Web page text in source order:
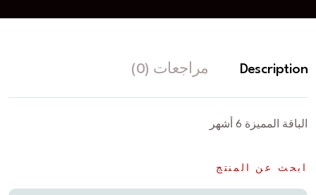
Description مراجعات (0)
الباقة المميزة 6 أشهر
ابحث عن المنتج